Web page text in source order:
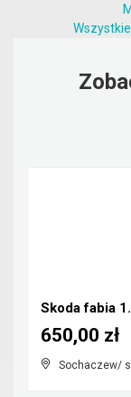
Skoda fabia
Sochaczew/
650,00 zł